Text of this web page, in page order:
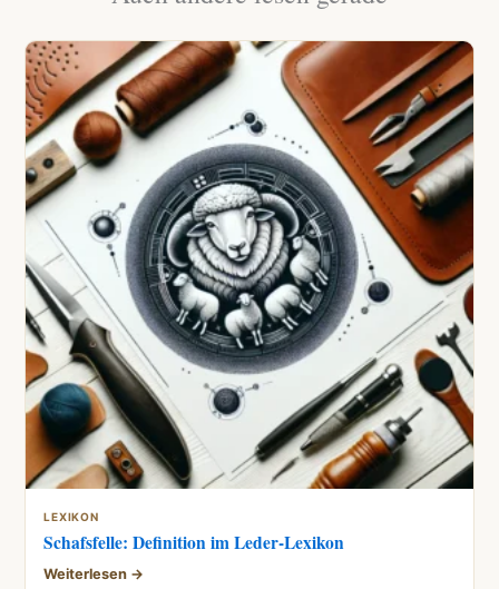
LEXIKON
Schafsfelle: Definition im Leder-Lexikon
Weiterlesen →